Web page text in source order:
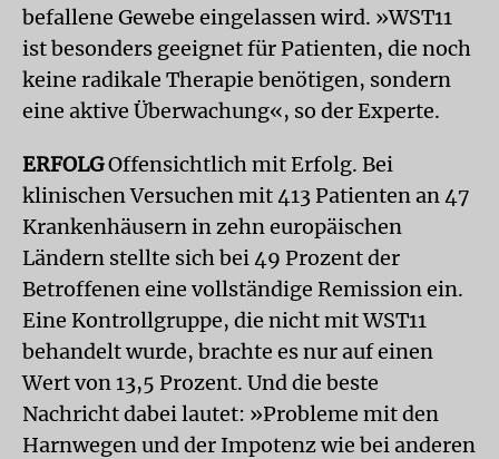
befallene Gewebe eingelassen wird. »WST11
ist besonders geeignet für Patienten, die noch
keine radikale Therapie benötigen, sondern
eine aktive Überwachung«, so der Experte.
ERFOLGOffensichtlich mit Erfolg. Bei
klinischen Versuchen mit 413 Patienten an 47
Krankenhäusern in zehn europäischen
Ländern stellte sich bei 49 Prozent der
Betroffenen eine vollständige Remission ein.
Eine Kontrollgruppe, die nicht mit WST11
behandelt wurde, brachte es nur auf einen
Wert von 13,5 Prozent. Und die beste
Nachricht dabei lautet: »Probleme mit den
Harnwegen und der Impotenz wie bei anderen